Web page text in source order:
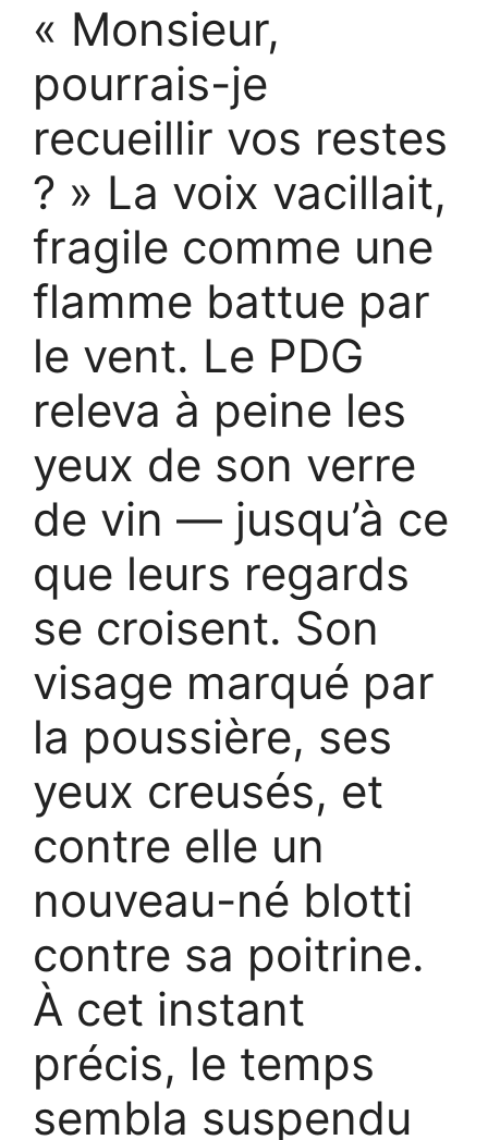
« Monsieur,
pourrais-je
recueillir vos restes
? » La voix vacillait,
fragile comme une
flamme battue par
le vent. Le PDG
releva à peine les
yeux de son verre
de vin — jusqu’à ce
que leurs regards
se croisent. Son
visage marqué par
la poussière, ses
yeux creusés, et
contre elle un
nouveau-né blotti
contre sa poitrine.
À cet instant
précis, le temps
sembla suspendu